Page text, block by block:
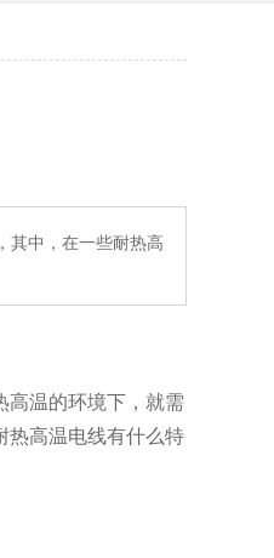
其中，在一些耐热高
温的环境下，就需
热高温电线有什么特